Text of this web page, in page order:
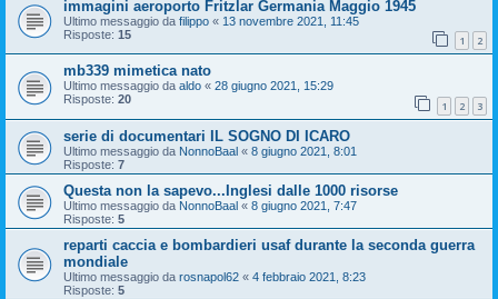
immagini aeroporto Fritzlar Germania Maggio 1945
Ultimo messaggio da filippo « 13 novembre 2021, 11:45
Risposte: 15 1 2
mb339 mimetica nato
Ultimo messaggio da aldo « 28 giugno 2021, 15:29
Risposte: 20 1 2 3
serie di documentari IL SOGNO DI ICARO
Ultimo messaggio da NonnoBaal « 8 giugno 2021, 8:01
Risposte: 7
Questa non la sapevo...Inglesi dalle 1000 risorse
Ultimo messaggio da NonnoBaal « 8 giugno 2021, 7:47
Risposte: 5
reparti caccia e bombardieri usaf durante la seconda guerra
mondiale
Ultimo messaggio da rosnapol62 « 4 febbraio 2021, 8:23
Risposte: 5